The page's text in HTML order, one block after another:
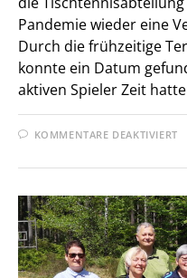
Pandemie wieder eine
Durch die frühzeitige
konnte ein Datum
aktiven Spieler Zeit
KOMMENTARE DEAKTIVIERT